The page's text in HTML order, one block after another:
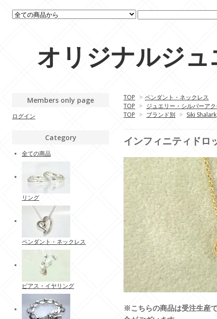
オリジナルジ
TOP > ペンダント・ネックレス
TOP > ジュエリー・シルバーア
TOP > ブランド別 > Siki Shalark
インフィニティドロ
※こちらの商品は受注生産
Members only page
ログイン
Category
全ての商品
リング
ペンダント・ネックレス
ピアス・イヤリング